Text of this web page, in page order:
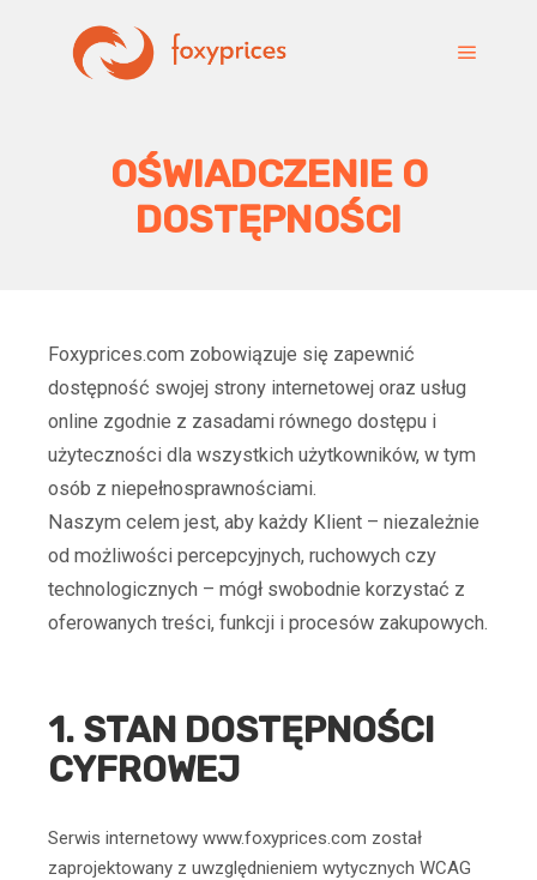
OŚWIADCZENIE O
DOSTĘPNOŚCI
Foxyprices.com zobowiązuje się zapewnić
dostępność swojej strony internetowej oraz usług
online zgodnie z zasadami równego dostępu i
użyteczności dla wszystkich użytkowników, w tym
osób z niepełnosprawnościami.
Naszym celem jest, aby każdy Klient – niezależnie
od możliwości percepcyjnych, ruchowych czy
technologicznych – mógł swobodnie korzystać z
oferowanych treści, funkcji i procesów zakupowych.
1. STAN DOSTĘPNOŚCI
CYFROWEJ
Serwis internetowy www.foxyprices.com został
zaprojektowany z uwzględnieniem wytycznych WCAG